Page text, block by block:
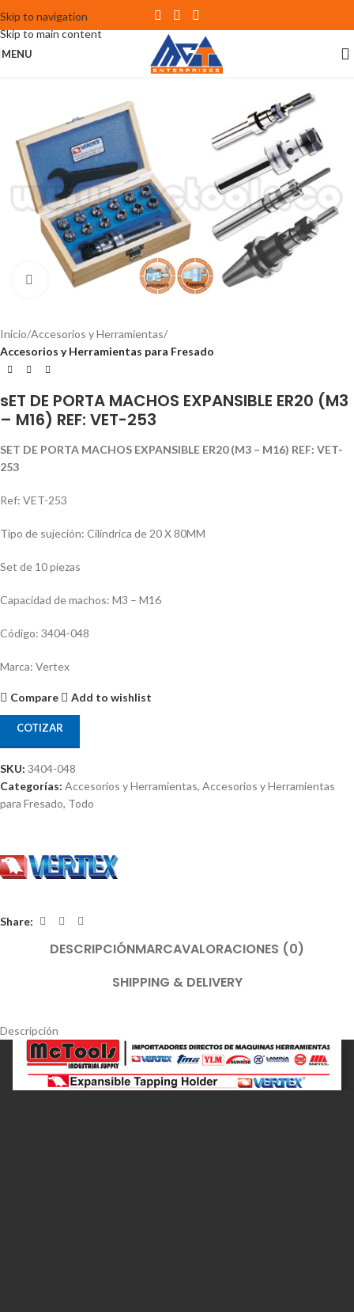
Skip to navigation
Skip to main content
MENU
Click to enlarge
Inicio Accesorios y Herramientas
Accesorios y Herramientas para Fresado
sET DE PORTA MACHOS EXPANSIBLE ER20 (M3
– M16) REF: VET-253
SET DE PORTA MACHOS EXPANSIBLE ER20 (M3 – M16) REF: VET-
253
Ref: VET-253
Tipo de sujeción: Cilí­ndrica de 20 X 80MM
Set de 10 piezas
Capacidad de machos: M3 – M16
Código: 3404-048
Marca: Vertex
Compare Add to wishlist
COTIZAR
SKU: 3404-048
Categorías: Accesorios y Herramientas, Accesorios y Herramientas
para Fresado, Todo
Share:
DESCRIPCIÓNMARCAVALORACIONES (0)
SHIPPING & DELIVERY
Descripción